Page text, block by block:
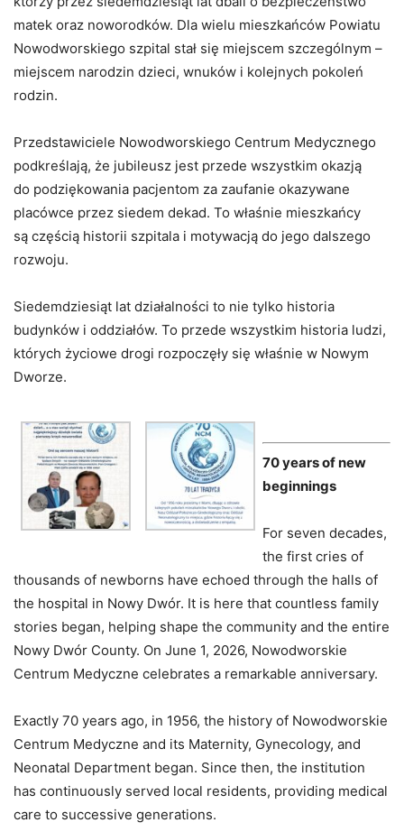
matek oraz noworodków. Dla wielu mieszkańców Powiatu
Nowodworskiego szpital stał się miejscem szczególnym –
miejscem narodzin dzieci, wnuków i kolejnych pokoleń
rodzin.
Przedstawiciele Nowodworskiego Centrum Medycznego
podkreślają, że jubileusz jest przede wszystkim okazją
do podziękowania pacjentom za zaufanie okazywane
placówce przez siedem dekad. To właśnie mieszkańcy
są częścią historii szpitala i motywacją do jego dalszego
rozwoju.
Siedemdziesiąt lat działalności to nie tylko historia
budynków i oddziałów. To przede wszystkim historia ludzi,
których życiowe drogi rozpoczęły się właśnie w Nowym
Dworze.
70 years of new
beginnings
For seven decades,
the first cries of
thousands of newborns have echoed through the halls of
the hospital in Nowy Dwór. It is here that countless family
stories began, helping shape the community and the entire
Nowy Dwór County. On June 1, 2026, Nowodworskie
Centrum Medyczne celebrates a remarkable anniversary.
Exactly 70 years ago, in 1956, the history of Nowodworskie
Centrum Medyczne and its Maternity, Gynecology, and
Neonatal Department began. Since then, the institution
has continuously served local residents, providing medical
care to successive generations.